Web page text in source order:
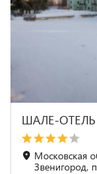
ШАЛЕ-
Московская
Звенигород,